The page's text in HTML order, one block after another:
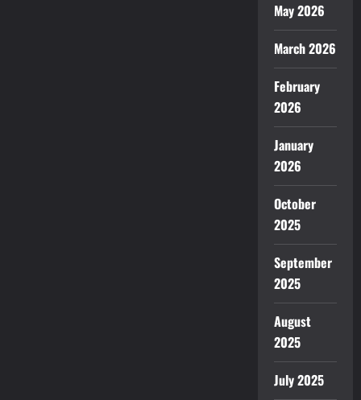
May 2026
March 2026
February
2026
January
2026
October
2025
September
2025
August
2025
July 2025